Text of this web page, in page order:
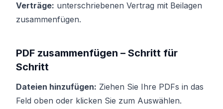
Verträge: unterschriebenen Vertrag mit Beilagen
zusammenfügen.
PDF zusammenfügen – Schritt für
Schritt
Dateien hinzufügen: Ziehen Sie Ihre PDFs in das
Feld oben oder klicken Sie zum Auswählen.